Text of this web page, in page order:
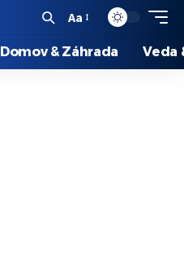
Aa
Domov & Záhrada Veda